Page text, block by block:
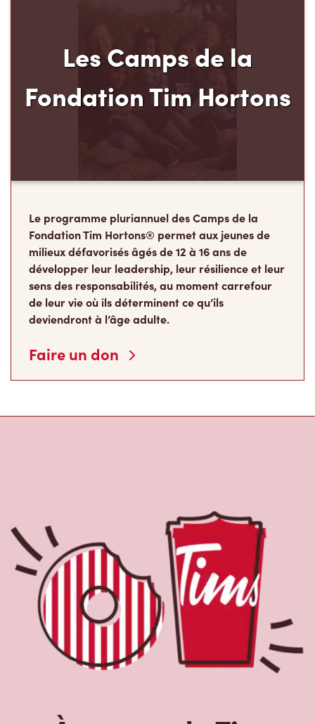
Les Camps de la
Fondation Tim Hortons
Le programme pluriannuel des Camps de la
Fondation Tim Hortons® permet aux jeunes de
milieux défavorisés âgés de 12 à 16 ans de
développer leur leadership, leur résilience et leur
sens des responsabilités, au moment carrefour
de leur vie où ils déterminent ce qu’ils
deviendront à l’âge adulte.
Faire un don